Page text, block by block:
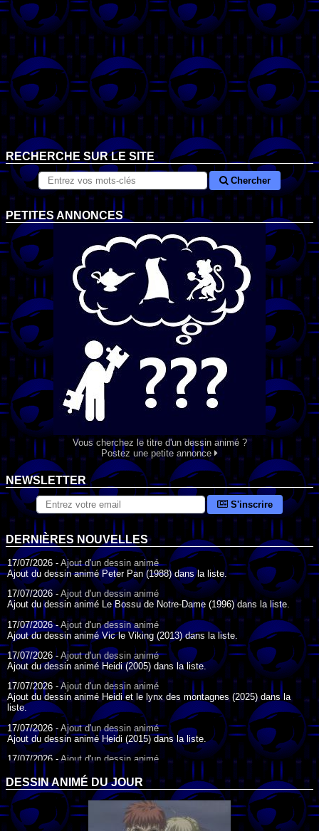
RECHERCHE SUR LE SITE
Chercher
PETITES ANNONCES
Vous cherchez le titre d'un dessin animé ?
Postez une petite annonce
NEWSLETTER
S'inscrire
DERNIÈRES NOUVELLES
17/07/2026 - Ajout d'un dessin animé
Ajout du dessin animé Peter Pan (1988) dans la liste.
17/07/2026 -Ajout d'un dessin animé
Ajout du dessin animé Le Bossu de Notre-Dame (1996) dans la liste.
17/07/2026 -Ajout d'un dessin animé
Ajout du dessin animé Vic le Viking (2013) dans la liste.
17/07/2026 - Ajout d'un dessin animé
Ajout du dessin animé Heidi (2005) dans la liste.
17/07/2026 - Ajout d'un dessin animé
Ajout du dessin animé Heidi et le lynx des montagnes (2025) dans la
liste.
17/07/2026 - Ajout d'un dessin animé
Ajout du dessin animé Heidi (2015) dans la liste.
17/07/2026 -Ajout d'un dessin animé
Ajout du dessin animé Heidi (1995) dans la liste.
09/07/2026 -Ajout d'un dessin animé
Ajout du dessin animé Genki l'Aventurier de la Chance (2006) dans la
liste.
DESSIN ANIMÉ DU JOUR